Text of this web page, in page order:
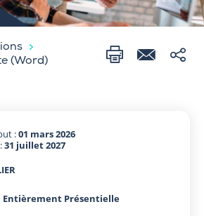
(Word)
:01 mars 2026
31 juillet 2027
Entièrement Présentielle